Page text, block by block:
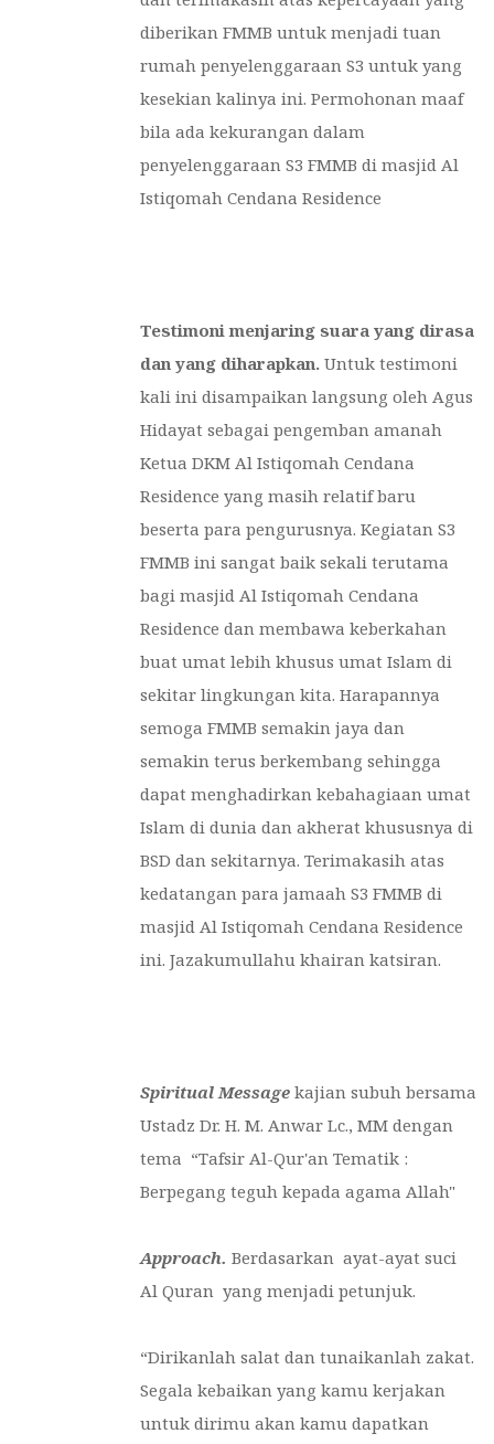
diberikan FMMB untuk menjadi tuan
rumah penyelenggaraan S3 untuk yang
kesekian kalinya ini. Permohonan maaf
bila ada kekurangan dalam
penyelenggaraan S3 FMMB di masjid Al
Istiqomah Cendana Residence
Testimoni menjaring suara yang dirasa
dan yang diharapkan. Untuk testimoni
kali ini disampaikan langsung oleh Agus
Hidayat sebagai pengemban amanah
Ketua DKM Al Istiqomah Cendana
Residence yang masih relatif baru
beserta para pengurusnya. Kegiatan S3
FMMB ini sangat baik sekali terutama
bagi masjid Al Istiqomah Cendana
Residence dan membawa keberkahan
buat umat lebih khusus umat Islam di
sekitar lingkungan kita. Harapannya
semoga FMMB semakin jaya dan
semakin terus berkembang sehingga
dapat menghadirkan kebahagiaan umat
Islam di dunia dan akherat khususnya di
BSD dan sekitarnya. Terimakasih atas
kedatangan para jamaah S3 FMMB di
masjid Al Istiqomah Cendana Residence
ini. Jazakumullahu khairan katsiran.
Spiritual Message kajian subuh bersama
Ustadz Dr. H. M. Anwar Lc., MM dengan
tema “Tafsir Al-Qur'an Tematik :
Berpegang teguh kepada agama Allah"
Approach. Berdasarkan ayat-ayat suci
Al Quran yang menjadi petunjuk.
“Dirikanlah salat dan tunaikanlah zakat.
Segala kebaikan yang kamu kerjakan
untuk dirimu akan kamu dapatkan